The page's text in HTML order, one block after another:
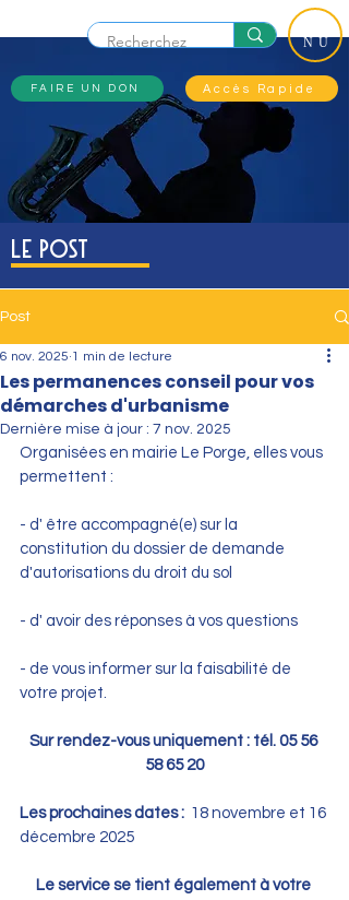
NU
FAIRE UN DON Accès Rapide
Le Post
Post
Les permanences conseil pour vos
démarches d'urbanisme
6 nov. 2025 1 min de lecture
Dernière mise à jour : 7 nov. 2025
Organisées en mairie Le Porge, elles vous
permettent :
- d' être accompagné(e) sur la
constitution du dossier de demande
d'autorisations du droit du sol
- d' avoir des réponses à vos questions
- de vous informer sur la faisabilité de
votre projet.
Sur rendez-vous uniquement : tél. 05 56
58 65 20
Les prochaines dates : 18 novembre et 16
décembre 2025
Le service se tient également à votre